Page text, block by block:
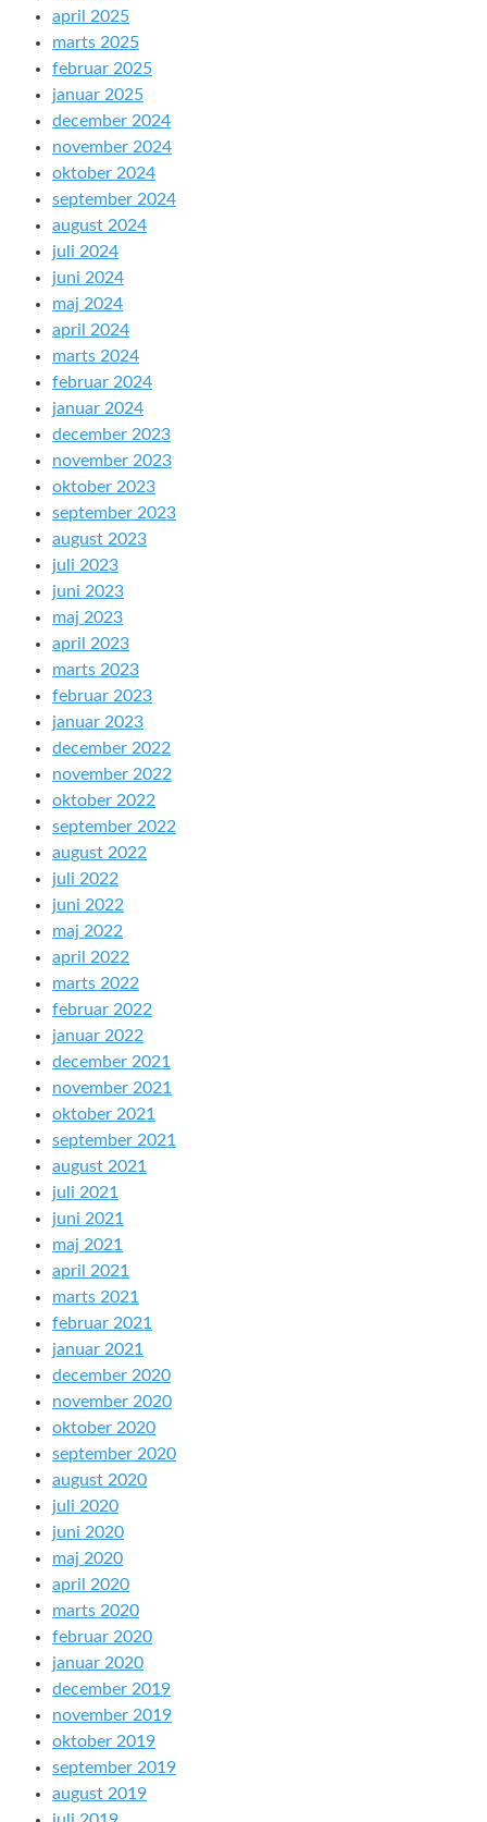
april 2025
marts 2025
februar 2025
januar 2025
december 2024
november 2024
oktober 2024
september 2024
august 2024
juli 2024
juni 2024
maj 2024
april 2024
marts 2024
februar 2024
januar 2024
december 2023
november 2023
oktober 2023
september 2023
august 2023
juli 2023
juni 2023
maj 2023
april 2023
marts 2023
februar 2023
januar 2023
december 2022
november 2022
oktober 2022
september 2022
august 2022
juli 2022
juni 2022
maj 2022
april 2022
marts 2022
februar 2022
januar 2022
december 2021
november 2021
oktober 2021
september 2021
august 2021
juli 2021
juni 2021
maj 2021
april 2021
marts 2021
februar 2021
januar 2021
december 2020
november 2020
oktober 2020
september 2020
august 2020
juli 2020
juni 2020
maj 2020
april 2020
marts 2020
februar 2020
januar 2020
december 2019
november 2019
oktober 2019
september 2019
august 2019